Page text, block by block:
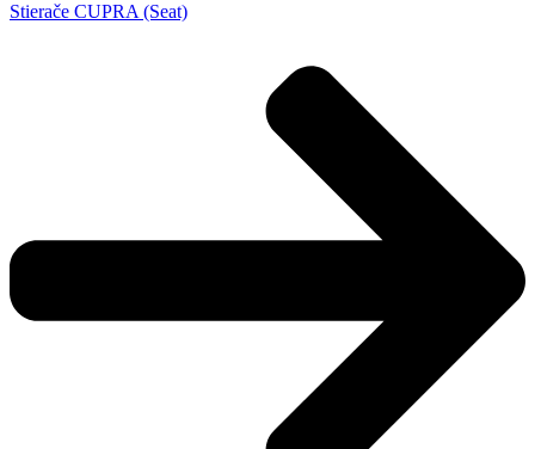
Stierače CUPRA (Seat)